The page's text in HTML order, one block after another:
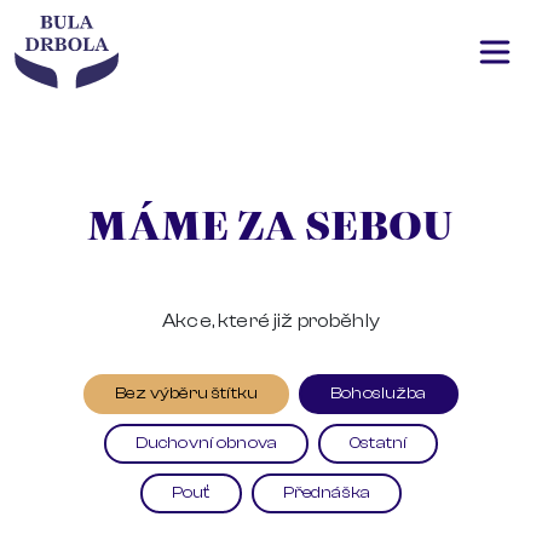
MÁME ZA SEBOU
Akce, které již proběhly
Bez výběru štítku Bohoslužba
Duchovní obnova Ostatní
Pouť Přednáška